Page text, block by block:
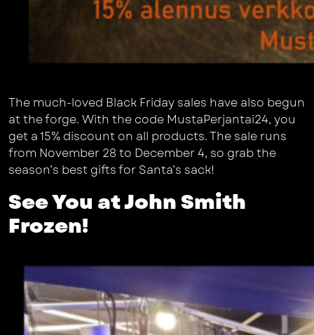
The much-loved Black Friday sales have also begun
at the forge. With the code MustaPerjantai24, you
get a 15% discount on all products. The sale runs
from November 28 to December 4, so grab the
season’s best gifts for Santa’s sack!
See You at John Smith
Frozen!